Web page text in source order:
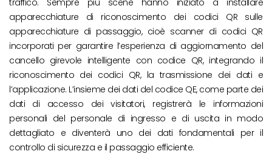
traffico. Sempre più scene hanno iniziato a installare
apparecchiature di riconoscimento dei codici QR sulle
apparecchiature di passaggio, cioè scanner di codici QR
incorporati per garantire l’esperienza di aggiornamento del
cancello girevole intelligente con codice QR, integrando il
riconoscimento dei codici QR, la trasmissione dei dati e
l’applicazione. L’insieme dei dati del codice QE, come parte dei
dati di accesso dei visitatori, registrerà le informazioni
personali del personale di ingresso e di uscita in modo
dettagliato e diventerà uno dei dati fondamentali per il
controllo di sicurezza e il passaggio efficiente.